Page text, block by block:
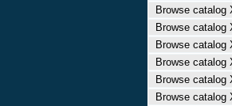
Browse catalog
Browse catalog
Browse catalog
Browse catalog
Browse catalog
Browse catalog